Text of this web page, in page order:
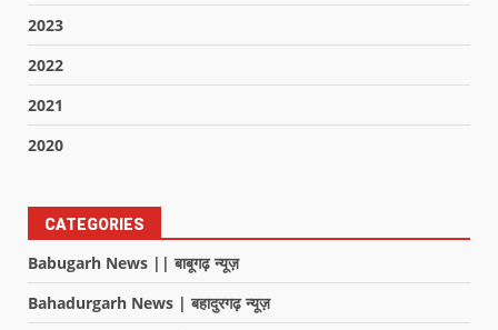
2023
2022
2021
2020
CATEGORIES
Babugarh News || बाबूगढ़ न्यूज़
Bahadurgarh News | बहादुरगढ़ न्यूज़